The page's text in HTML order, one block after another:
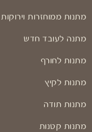
מתנות ממוחזרות וירוקות
מתנה לעובד חדש
מתנות לחורף
מתנות לקיץ
מתנות תודה
מתנות קטנות